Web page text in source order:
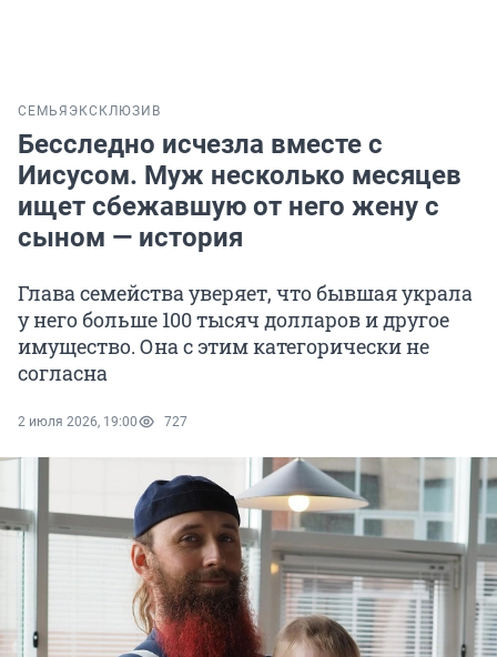
СЕМЬЯ ЭКСКЛЮЗИВ
Бесследно исчезла вместе с
Иисусом. Муж несколько месяцев
ищет сбежавшую от него жену с
сыном — история
Глава семейства уверяет, что бывшая украла
у него больше 100 тысяч долларов и другое
имущество. Она с этим категорически не
согласна
2 июля 2026, 19:00 727